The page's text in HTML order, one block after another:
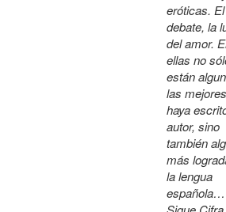
eróticas. El
debate, la
del amor.
ellas no
están
las
haya
autor, sino
también
más
la lengua
española…